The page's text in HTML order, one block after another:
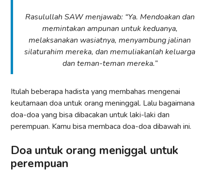
Rasulullah SAW menjawab: “Ya. Mendoakan dan
memintakan ampunan untuk keduanya,
melaksanakan wasiatnya, menyambung jalinan
silaturahim mereka, dan memuliakanlah keluarga
dan teman-teman mereka.”
Itulah beberapa hadista yang membahas mengenai
keutamaan doa untuk orang meninggal. Lalu bagaimana
doa-doa yang bisa dibacakan untuk laki-laki dan
perempuan. Kamu bisa membaca doa-doa dibawah ini.
Doa untuk orang meniggal untuk
perempuan